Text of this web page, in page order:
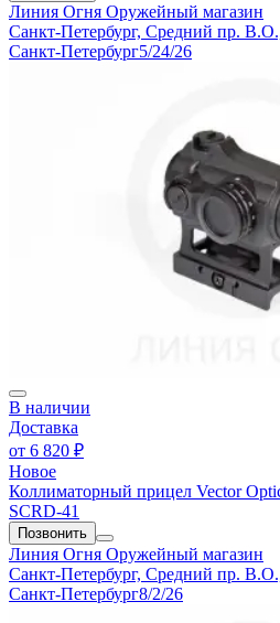
Линия Огня Оружейный магазин
Санкт-Петербург, Средний пр.
Санкт-Петербург5/24/26
В наличии
Доставка
от 6 820 ₽
Новое
Коллиматорный прицел Vector
SCRD-41
Позвонить
Линия Огня Оружейный магазин
Санкт-Петербург, Средний пр.
Санкт-Петербург8/2/26